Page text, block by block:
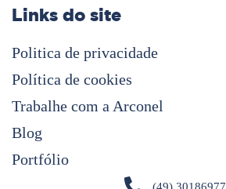
Links do site
Politica de privacidade
Política de cookies
Trabalhe com a Arconel
Blog
Portfólio
(49) 30186977